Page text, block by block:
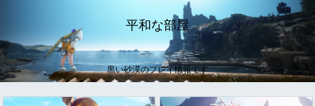
平和な部屋
黒い砂漠のプレイ情報です